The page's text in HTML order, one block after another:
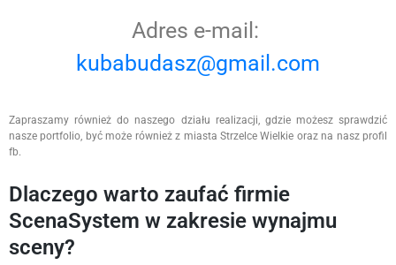
Adres e-mail:
kubabudasz@gmail.com
Zapraszamy również do naszego działu realizacji, gdzie możesz sprawdzić
nasze portfolio, być może również z miasta Strzelce Wielkie oraz na nasz profil
fb.
Dlaczego warto zaufać firmie
ScenaSystem w zakresie wynajmu
sceny?